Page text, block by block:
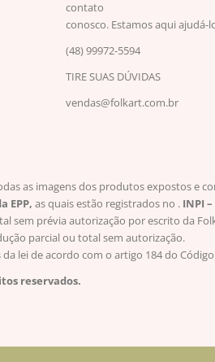
contato
conosco. Estamos aqui ajudá-
(48) 99972-5594
TIRE SUAS DÚVIDAS
vendas@folkart.com.br
as imagens dos produtos expostos e
EPP, as quais estão registrados no . INPI
sem prévia autorização por escrito da
parcial ou total sem autorização.
lei de acordo com o artigo 184 do
reservados.